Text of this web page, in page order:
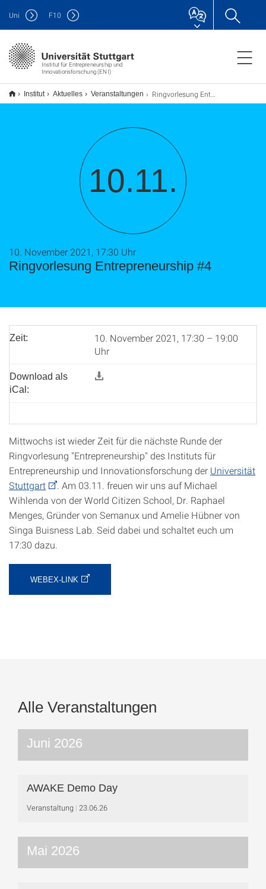
Institut für Entrepreneurship und
Innovationsforschung (ENI)
Uni F10
Institut Aktuelles Veranstaltungen Ringvorlesung Entrepreneurship #4
10.11.
Ringvorlesung Entrepreneurship #4
10. November 2021, 17:30 Uhr
Zeit:
10. November 2021, 17:30 – 19:00
Uhr
Download als
iCal:
Mittwochs ist wieder Zeit für die nächste Runde der
Ringvorlesung "Entrepreneurship" des Instituts für
Entrepreneurship und Innovationsforschung der Universität
Stuttgart
. Am 03.11. freuen wir uns auf Michael
Wihlenda von der World Citizen School, Dr. Raphael
Menges, Gründer von Semanux und Amelie Hübner von
Singa Buisness Lab. Seid dabei und schaltet euch um
17:30 dazu.
WEBEX-LINK
Alle Veranstaltungen
Juni 2026
AWAKE Demo Day
Veranstaltung 23.06.26
Mai 2026